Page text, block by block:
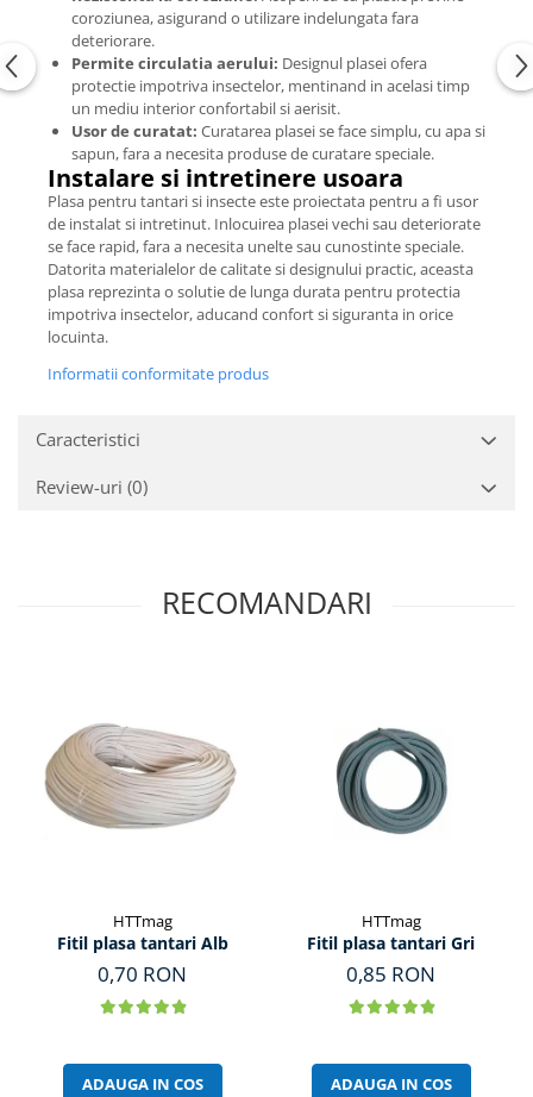
coroziunea, asigurand o utilizare indelungata fara
deteriorare.
Permite circulatia aerului: Designul plasei ofera
protectie impotriva insectelor, mentinand in acelasi timp
un mediu interior confortabil si aerisit.
Usor de curatat: Curatarea plasei se face simplu, cu apa si
sapun, fara a necesita produse de curatare speciale.
Instalare si intretinere usoara
Plasa pentru tantari si insecte este proiectata pentru a fi usor
de instalat si intretinut. Inlocuirea plasei vechi sau deteriorate
se face rapid, fara a necesita unelte sau cunostinte speciale.
Datorita materialelor de calitate si designului practic, aceasta
plasa reprezinta o solutie de lunga durata pentru protectia
impotriva insectelor, aducand confort si siguranta in orice
locuinta.
Informatii conformitate produs
Caracteristici
Review-uri (0)
RECOMANDARI
HTTmag
Fitil plasa tantari Alb
0,70 RON
ADAUGA IN COS
HTTmag
Fitil plasa tantari Gri
0,85 RON
ADAUGA IN COS